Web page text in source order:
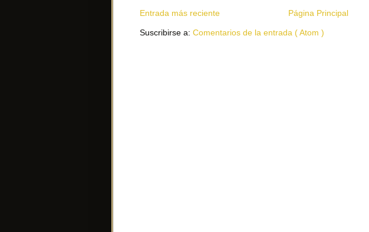
Entrada más reciente Página Principal
Suscribirse a: Comentarios de la entrada ( Atom )